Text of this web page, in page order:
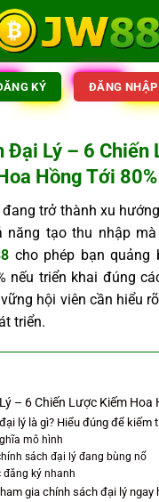
KÝ ĐĂNG NHẬP
Đại Lý – 6 Chiến
Hồng Tới 80%
đang trở thành xu
năng tạo thu nhập
cho phép bạn quảng
nếu triển khai đúng
hội viên cần hiểu
triển.
– 6 Chiến Lược Kiếm Hoa
lý là gì? Hiểu đúng để kiếm
mô hình
sách đại lý đang bùng nổ
đăng ký nhanh
gia chính sách đại lý ngay